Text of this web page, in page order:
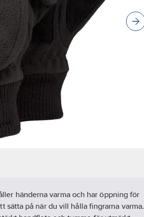
händerna varma och har öppning för
sätta på när du vill hålla fingrarna varma.